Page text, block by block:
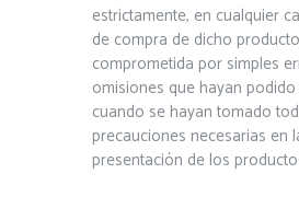
estrictamente, en cualquier
de compra de dicho
comprometida por simples
omisiones que hayan
cuando se hayan tomado
precauciones necesarias en
presentación de los